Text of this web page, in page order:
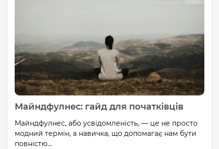
Майндфулнес: гайд для початківців
Майндфулнес, або усвідомленість, — це не просто
модний термін, а навичка, що допомагає нам бути
повністю...